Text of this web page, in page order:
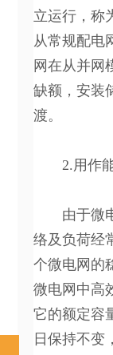
立运行，称
从常规配电
网在从并网
缺额，安装
渡。
2.用作能
由于微电
络及负荷经
个微电网的
微电网中高
它的额定容
日保持不变